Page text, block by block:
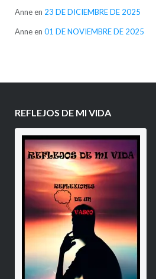
Anneen 23 DE DICIEMBRE DE 2025
Anneen 01 DE NOVIEMBRE DE 2025
REFLEJOS DE MI VIDA